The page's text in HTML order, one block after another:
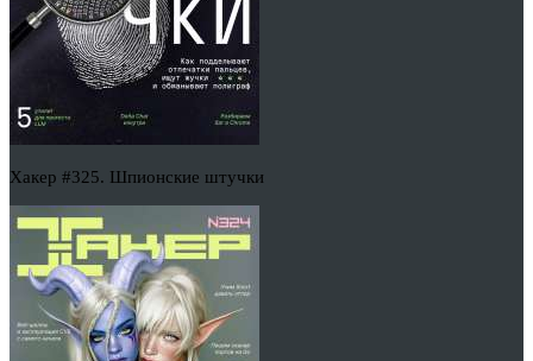
Хакер #325. Шпионские штучки